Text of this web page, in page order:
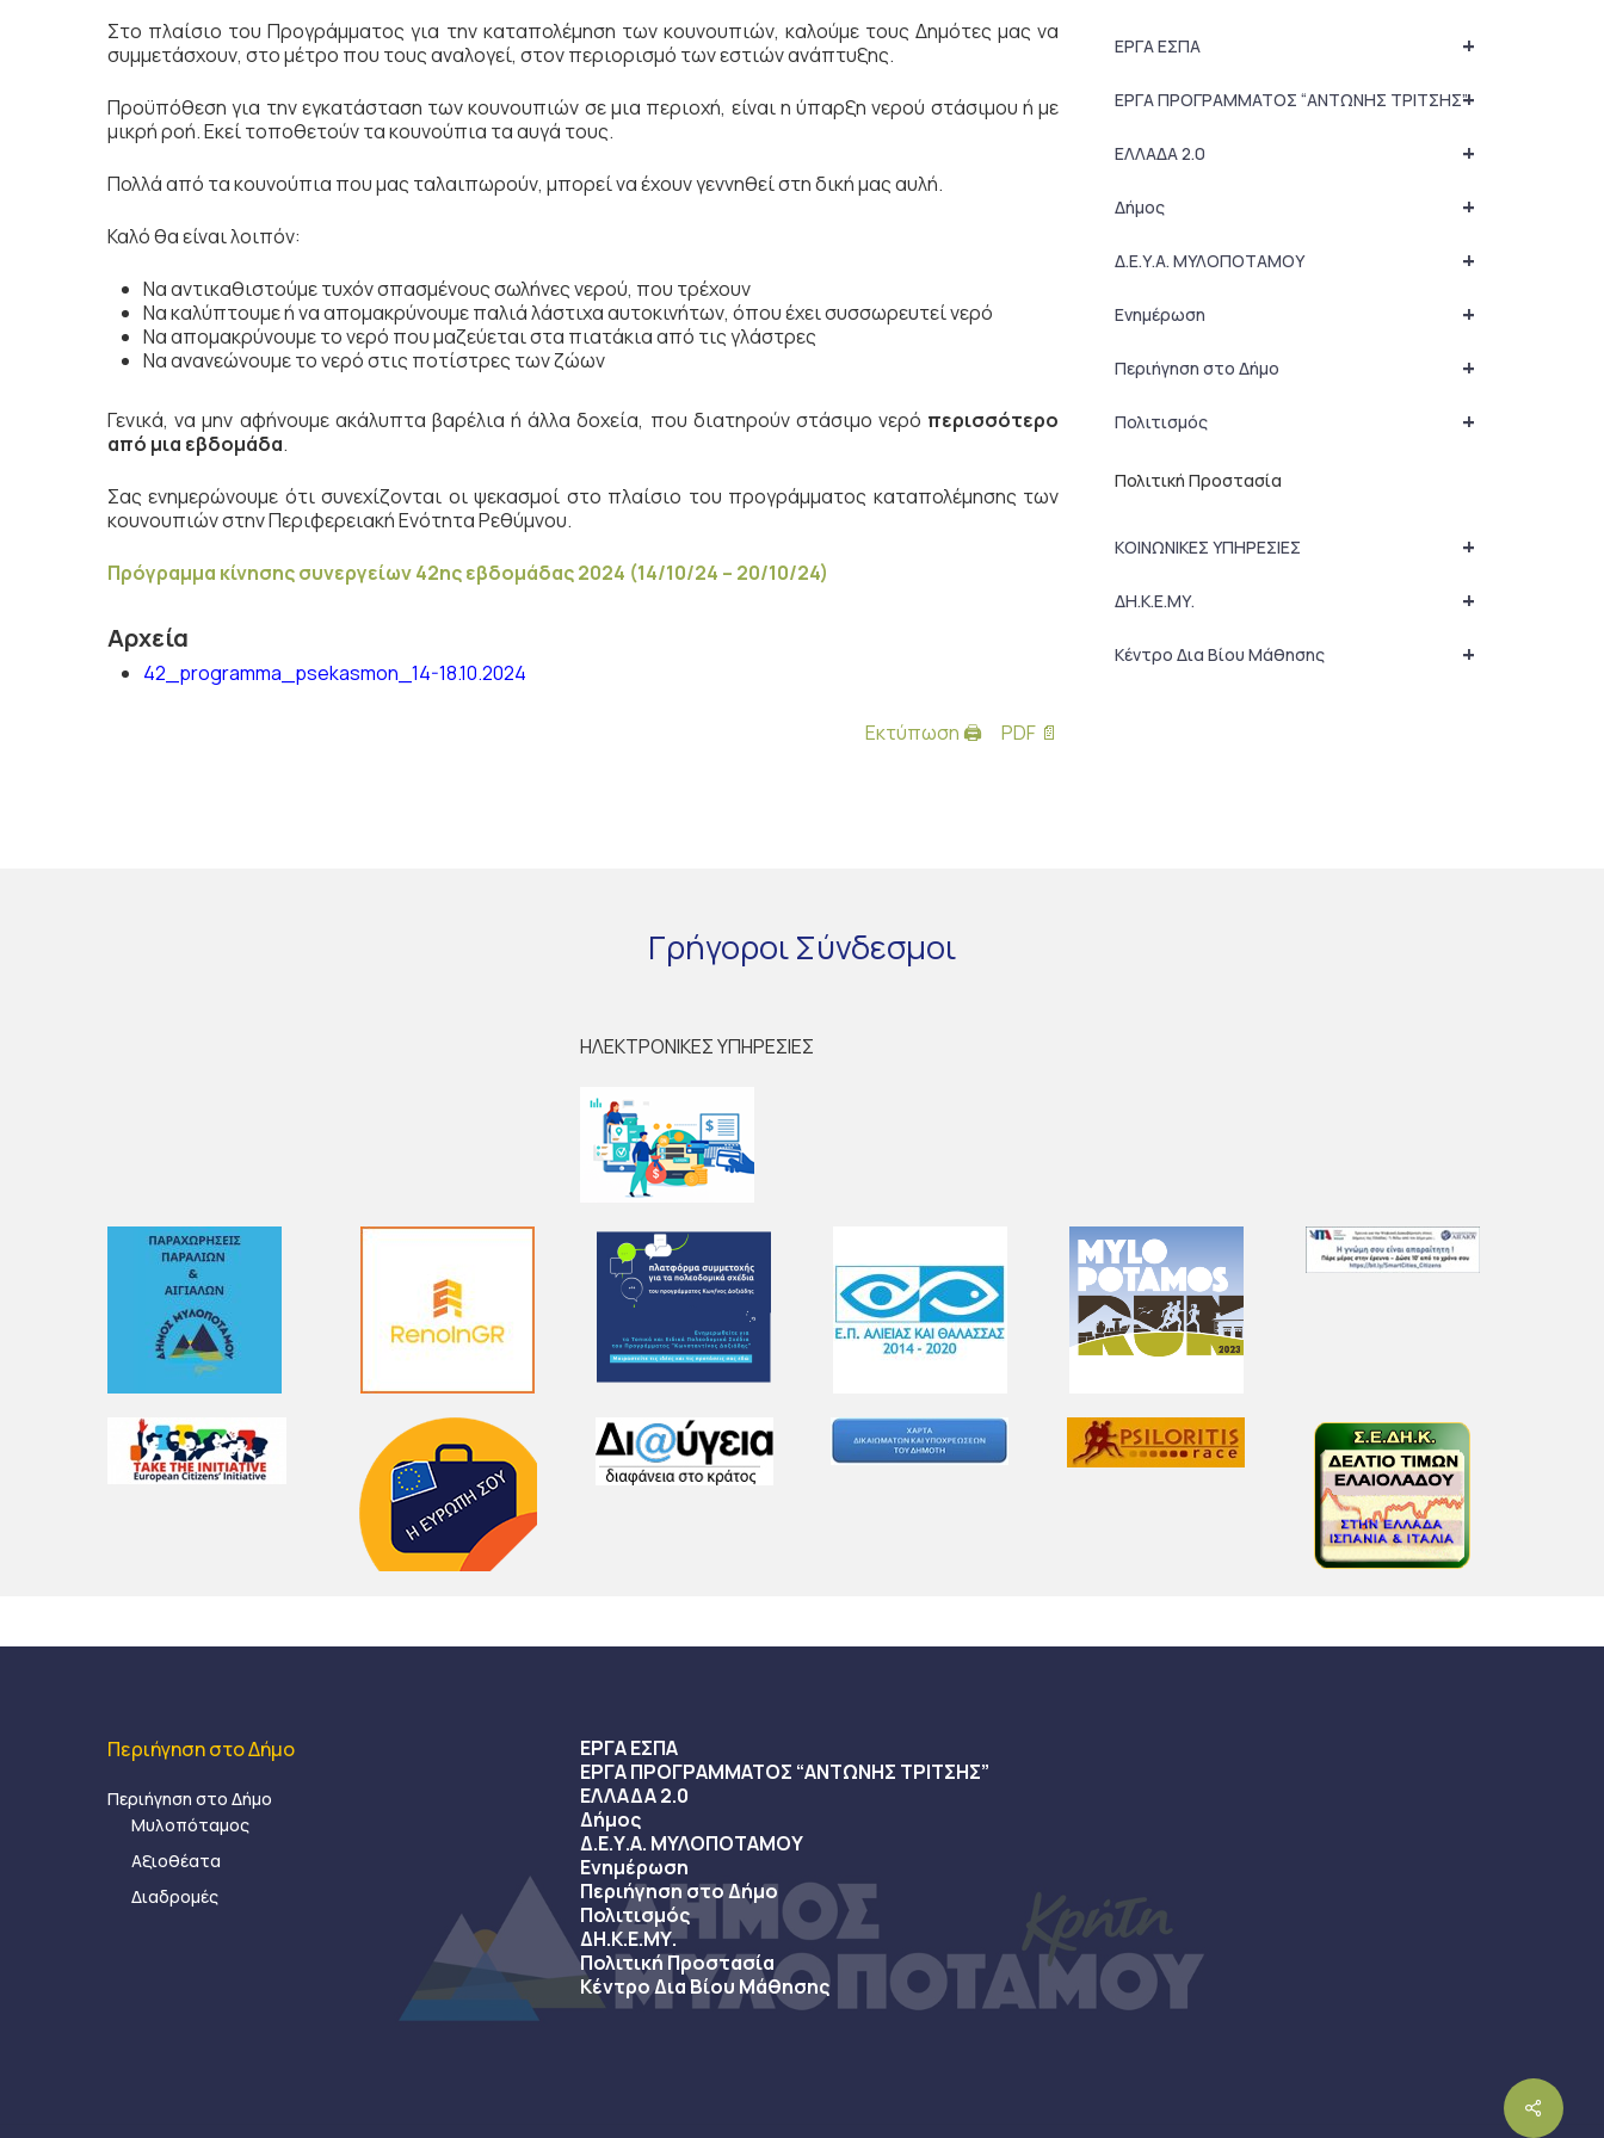
Στο πλαίσιο του Προγράμματος για την καταπολέμηση των κουνουπιών, καλούμε τους Δημότες μας να
συμμετάσχουν, στο μέτρο που τους αναλογεί, στον περιορισμό των εστιών ανάπτυξης.
Προϋπόθεση για την εγκατάσταση των κουνουπιών σε μια περιοχή, είναι η ύπαρξη νερού στάσιμου ή με
μικρή ροή. Εκεί τοποθετούν τα κουνούπια τα αυγά τους.
Πολλά από τα κουνούπια που μας ταλαιπωρούν, μπορεί να έχουν γεννηθεί στη δική μας αυλή.
Καλό θα είναι λοιπόν:
Να αντικαθιστούμε τυχόν σπασμένους σωλήνες νερού, που τρέχουν
Να καλύπτουμε ή να απομακρύνουμε παλιά λάστιχα αυτοκινήτων, όπου έχει συσσωρευτεί νερό
Να απομακρύνουμε το νερό που μαζεύεται στα πιατάκια από τις γλάστρες
Να ανανεώνουμε το νερό στις ποτίστρες των ζώων
Γενικά, να μην αφήνουμε ακάλυπτα βαρέλια ή άλλα δοχεία, που διατηρούν στάσιμο νερό περισσότερο
από μια εβδομάδα.
Σας ενημερώνουμε ότι συνεχίζονται οι ψεκασμοί στο πλαίσιο του προγράμματος καταπολέμησης των
κουνουπιών στην Περιφερειακή Ενότητα Ρεθύμνου.
Πρόγραμμα κίνησης συνεργείων 42ης εβδομάδας 2024 (14/10/24 – 20/10/24)
Αρχεία
42_programma_psekasmon_14-18.10.2024
Εκτύπωση 🖨 PDF 📄
+
ΕΡΓΑ ΕΣΠΑ
+
ΕΡΓΑ ΠΡΟΓΡΑΜΜΑΤΟΣ “ΑΝΤΩΝΗΣ ΤΡΙΤΣΗΣ”
+
ΕΛΛΑΔΑ 2.0
+
Δήμος
+
Δ.Ε.Υ.Α. ΜΥΛΟΠΟΤΑΜΟΥ
+
Ενημέρωση
+
Περιήγηση στο Δήμο
+
Πολιτισμός
Πολιτική Προστασία
+
ΚΟΙΝΩΝΙΚΕΣ ΥΠΗΡΕΣΙΕΣ
+
ΔΗ.Κ.Ε.ΜΥ.
+
Κέντρο Δια Βίου Μάθησης
ΓρήγοροιΣύνδεσμοι
ΗΛΕΚΤΡΟΝΙΚΕΣ ΥΠΗΡΕΣΙΕΣ
Περιήγηση στο Δήμο
Περιήγηση στο Δήμο
Μυλοπόταμος
Αξιοθέατα
Διαδρομές
ΕΡΓΑ ΕΣΠΑ
ΕΡΓΑ ΠΡΟΓΡΑΜΜΑΤΟΣ “ΑΝΤΩΝΗΣ ΤΡΙΤΣΗΣ”
ΕΛΛΑΔΑ 2.0
Δήμος
Δ.Ε.Υ.Α. ΜΥΛΟΠΟΤΑΜΟΥ
Ενημέρωση
Περιήγηση στο Δήμο
Πολιτισμός
ΔΗ.Κ.Ε.ΜΥ.
Πολιτική Προστασία
Κέντρο Δια Βίου Μάθησης